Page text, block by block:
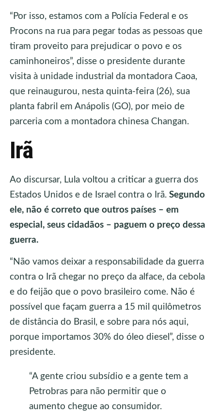
“Por isso, estamos com a Polícia Federal e os
Procons na rua para pegar todas as pessoas que
tiram proveito para prejudicar o povo e os
caminhoneiros”, disse o presidente durante
visita à unidade industrial da montadora Caoa,
que reinaugurou, nesta quinta-feira (26), sua
planta fabril em Anápolis (GO), por meio de
parceria com a montadora chinesa Changan.
Irã
Ao discursar, Lula voltou a criticar a guerra dos
Estados Unidos e de Israel contra o Irã. Segundo
ele, não é correto que outros países – em
especial, seus cidadãos – paguem o preço dessa
guerra.
“Não vamos deixar a responsabilidade da guerra
contra o Irã chegar no preço da alface, da cebola
e do feijão que o povo brasileiro come. Não é
possível que façam guerra a 15 mil quilômetros
de distância do Brasil, e sobre para nós aqui,
porque importamos 30% do óleo diesel”, disse o
presidente.
“A gente criou subsídio e a gente tem a
Petrobras para não permitir que o
aumento chegue ao consumidor.